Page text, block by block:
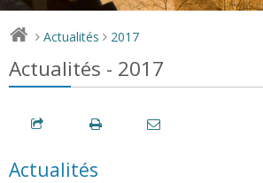
> Actualités > 2017
Actualités - 2017
Actualités